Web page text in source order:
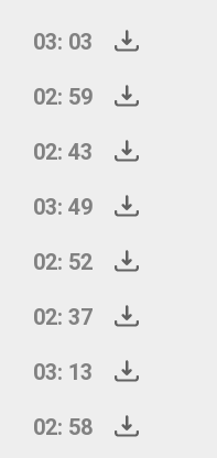
03: 03
02: 59
02: 43
03: 49
02: 52
02: 37
03: 13
02: 58